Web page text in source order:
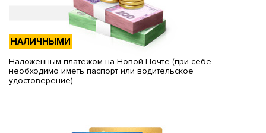
НАЛИЧНЫМИ
Наложенным платежом на Новой Почте (при себе
необходимо иметь паспорт или водительское
удостоверение)